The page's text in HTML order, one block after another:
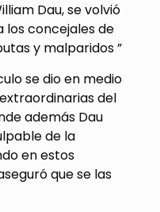
Dau, se volvió
los concejales de
y malparidos ”
se dio en medio
del
además Dau
de la
en estos
que se las